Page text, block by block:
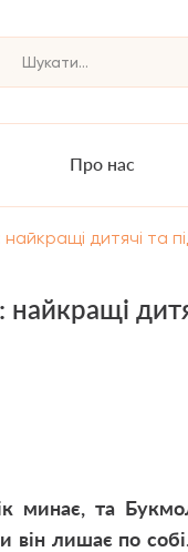
Про нас
дитячі та
минає, та
він лишає по